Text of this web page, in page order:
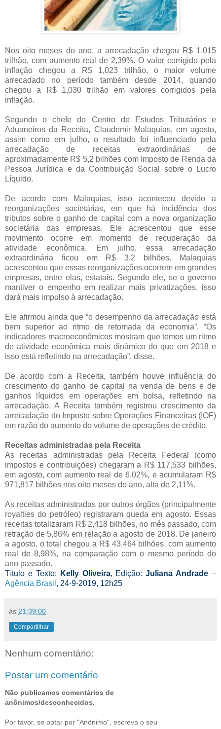
Nos oito meses do ano, a arrecadação chegou R$ 1,015
trilhão, com aumento real de 2,39%. O valor corrigido pela
inflação chegou a R$ 1,023 trilhão, o maior volume
arrecadado no período também desde 2014, quando
chegou a R$ 1,030 trilhão em valores corrigidos pela
inflação.
Segundo o chefe do Centro de Estudos Tributários e
Aduaneiros da Receita, Claudemir Malaquias, em agosto,
assim como em julho, o resultado foi influenciado pela
arrecadação de receitas extraordinárias de
aproximadamente R$ 5,2 bilhões com Imposto de Renda da
Pessoa Jurídica e da Contribuição Social sobre o Lucro
Líquido.
De acordo com Malaquias, isso aconteceu devido a
reorganizações societárias, em que há incidência dos
tributos sobre o ganho de capital com a nova organização
societária das empresas. Ele acrescentou que esse
movimento ocorre em momento de recuperação da
atividade econômica. Em julho, essa arrecadação
extraordinária ficou em R$ 3,2 bilhões. Malaquias
acrescentou que essas reorganizações ocorrem em grandes
empresas, entre elas, estatais. Segundo ele, se o governo
mantiver o empenho em realizar mais privatizações, isso
dará mais impulso à arrecadação.
Ele afirmou ainda que “o desempenho da arrecadação está
bem superior ao ritmo de retomada da economia”. “Os
indicadores macroeconômicos mostram que temos um ritmo
de atividade econômica mais dinâmico do que em 2018 e
isso está refletindo na arrecadação”, disse.
De acordo com a Receita, também houve influência do
crescimento do ganho de capital na venda de bens e de
ganhos líquidos em operações em bolsa, refletindo na
arrecadação. A Receita também registrou crescimento da
arrecadação do Imposto sobre Operações Financeiras (IOF)
em razão do aumento do volume de operações de crédito.
Receitas administradas pela Receita
As receitas administradas pela Receita Federal (como
impostos e contribuições) chegaram a R$ 117,533 bilhões,
em agosto, com aumento real de 6,02%, e acumularam R$
971,817 bilhões nos oito meses do ano, alta de 2,11%.
As receitas administradas por outros órgãos (principalmente
royalties do petróleo) registraram queda em agosto. Essas
receitas totalizaram R$ 2,418 bilhões, no mês passado, com
retração de 5,86% em relação a agosto de 2018. De janeiro
a agosto, o total chegou a R$ 43,464 bilhões, com aumento
real de 8,98%, na comparação com o mesmo período do
ano passado.
Título e Texto:
Kelly Oliveira, Edição:Juliana Andrade –
Agência Brasil , 24-9-2019, 12h25
às 21:39:00
Compartilhar
Nenhum comentário:
Postar um comentário
Não publicamos comentários de
anônimos/desconhecidos.
Por favor, se optar por "Anônimo", escreva o seu